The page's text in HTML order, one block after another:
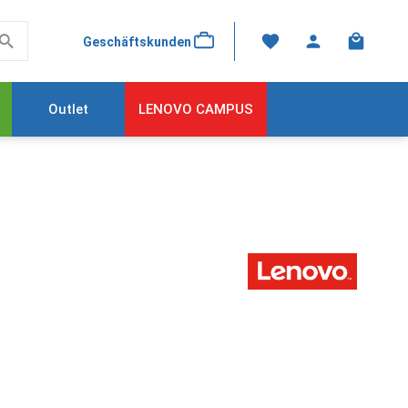
Geschäftskunden
Outlet LENOVO CAMPUS